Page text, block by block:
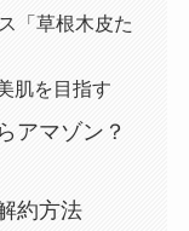
「草根木皮た
肌を目指す
アマゾン？
約方法